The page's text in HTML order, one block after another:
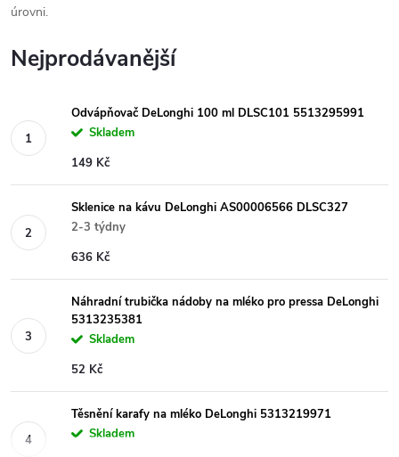
úrovni.
Nejprodávanější
Odvápňovač DeLonghi 100 ml DLSC101 5513295991
Skladem
149 Kč
Sklenice na kávu DeLonghi AS00006566 DLSC327
2-3 týdny
636 Kč
Náhradní trubička nádoby na mléko pro pressa DeLonghi
5313235381
Skladem
52 Kč
Těsnění karafy na mléko DeLonghi 5313219971
Skladem